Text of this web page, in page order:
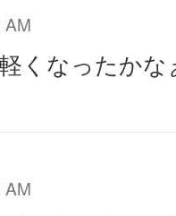
AM
くなったかな
AM